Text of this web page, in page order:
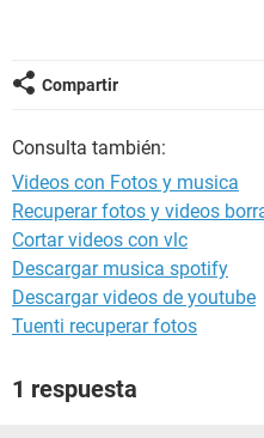
Compartir
Consulta también:
Videos con Fotos y musica
Recuperar fotos y videos
Cortar videos con vlc
Descargar musica spotify
Descargar videos de youtube
Tuenti recuperar fotos
1 respuesta